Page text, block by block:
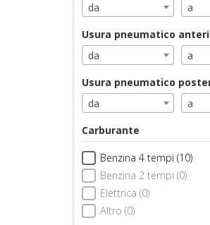
da
a
Usura pneumatico
da
a
Usura pneumatico
da
a
Carburante
Benzina 4 tempi (10)
Benzina 2 tempi (0)
Elettrica (0)
Altro (0)